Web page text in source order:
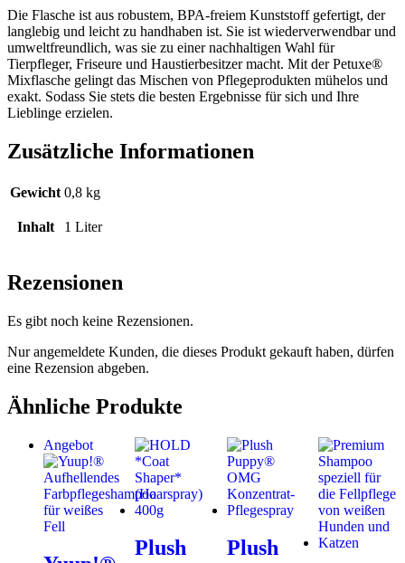
Die Flasche ist aus robustem, BPA-freiem Kunststoff gefertigt, der
langlebig und leicht zu handhaben ist. Sie ist wiederverwendbar und
umweltfreundlich, was sie zu einer nachhaltigen Wahl für
Tierpfleger, Friseure und Haustierbesitzer macht. Mit der Petuxe®
Mixflasche gelingt das Mischen von Pflegeprodukten mühelos und
exakt. Sodass Sie stets die besten Ergebnisse für sich und Ihre
Lieblinge erzielen.
Zusätzliche Informationen
Gewicht 0,8 kg
Inhalt 1 Liter
Rezensionen
Es gibt noch keine Rezensionen.
Nur angemeldete Kunden, die dieses Produkt gekauft haben, dürfen
eine Rezension abgeben.
Ähnliche Produkte
Angebot
Plush
Plush